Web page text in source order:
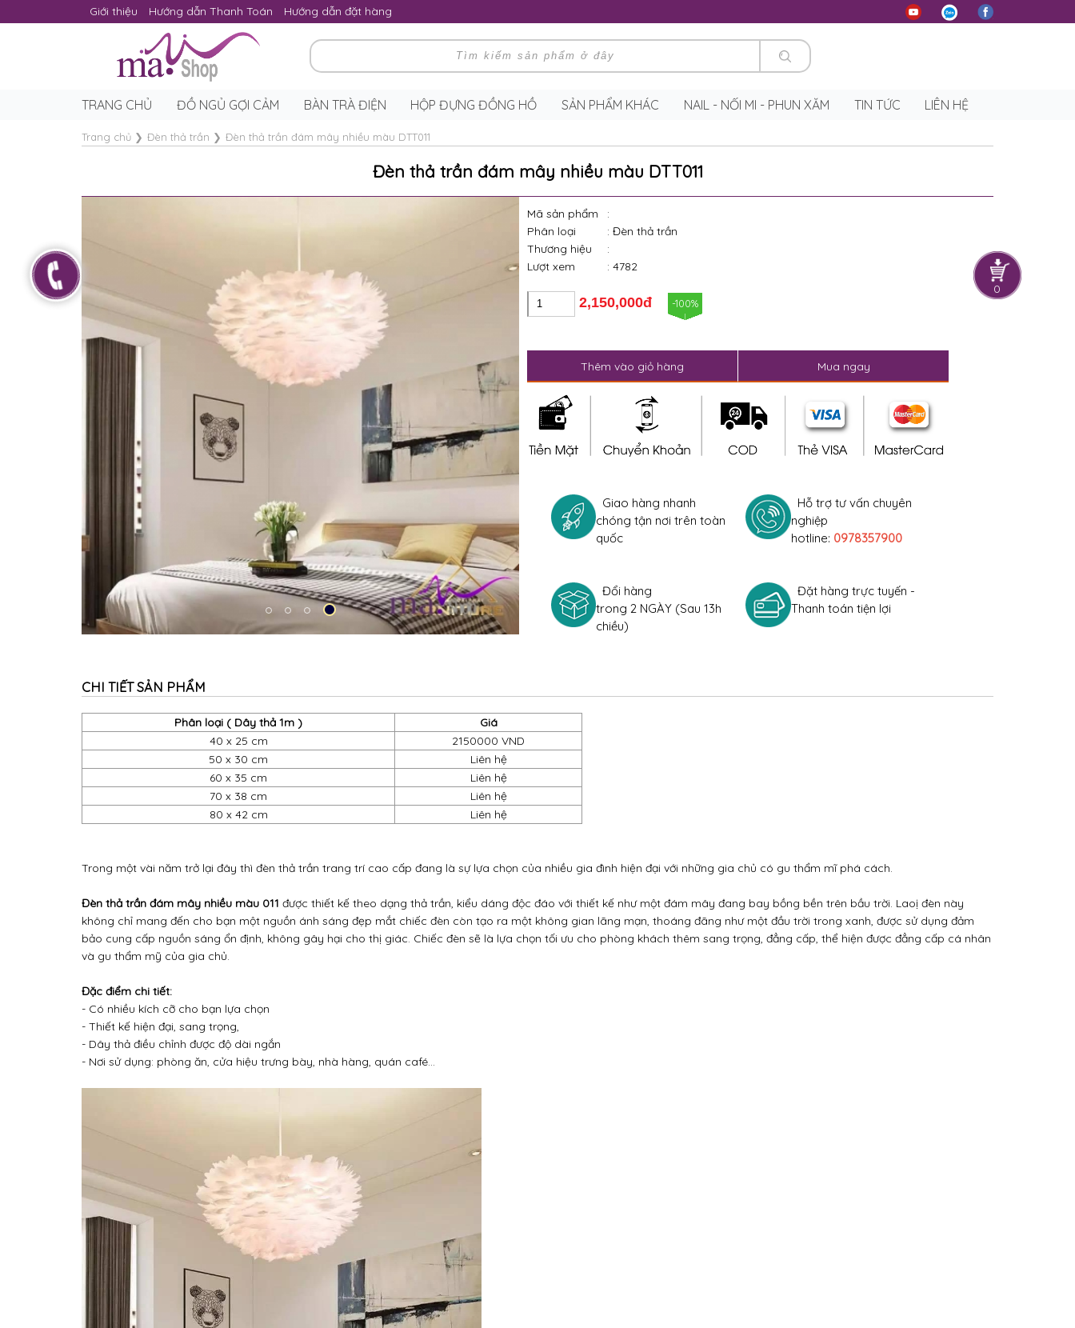
Giới thiệu Hướng dẫn Thanh Toán Hướng dẫn đặt hàng
0
TRANG CHỦ ĐỒ NGỦ GỢI CẢM BÀN TRÀ ĐIỆN HỘP ĐỰNG ĐỒNG HỒ SẢN PHẨM KHÁC NAIL - NỐI MI - PHUN XĂM TIN TỨC LIÊN HỆ
Trang chủ ❯ Đèn thả trần ❯ Đèn thả trần đám mây nhiều màu DTT011
Đèn thả trần đám mây nhiều màu DTT011
Mã sản phẩm
:
Phân loại
: Đèn thả trần
Thương hiệu
:
Lượt xem
: 4782
2,150,000đ -100%
Thêm vào giỏ hàng Mua ngay
Giao hàng nhanh
chóng tận nơi trên toàn
quốc
Hỗ trợ tư vấn chuyên
nghiệp
hotline: 0978357900
Đổi hàng
trong 2 NGÀY (Sau 13h
chiều)
Đặt hàng trực tuyến -
Thanh toán tiện lợi
CHI TIẾT SẢN PHẨM
Phân loại ( Dây thả 1m )
Giá
40 x 25 cm
2150000 VND
50 x 30 cm
Liên hệ
60 x 35 cm
Liên hệ
70 x 38 cm
Liên hệ
80 x 42 cm
Liên hệ
Trong một vài năm trở lại đây thì đèn thả trần trang trí cao cấp đang là sự lựa chọn của nhiều gia đình hiện đại với những gia chủ có gu thẩm mĩ phá cách.
Đèn thả trần đám mây nhiều màu 011 được thiết kế theo dạng thả trần, kiểu dáng độc đáo với thiết kế như một đám mây đang bay bồng bền trên bầu trời. Laoị đèn này
không chỉ mang đến cho bạn một nguồn ánh sáng đẹp mắt chiếc đèn còn tạo ra một không gian lãng mạn, thoáng đãng như một đầu trời trong xanh, được sử dụng đảm
bảo cung cấp nguồn sáng ổn định, không gây hại cho thị giác. Chiếc đèn sẽ là lựa chọn tối ưu cho phòng khách thêm sang trọng, đẳng cấp, thể hiện được đẳng cấp cá nhân
và gu thẩm mỹ của gia chủ.
Đặc điểm chi tiết:
- Có nhiều kích cỡ cho bạn lựa chọn
- Thiết kế hiện đại, sang trọng,
- Dây thả điều chỉnh được độ dài ngắn
- Nơi sử dụng: phòng ăn, cửa hiệu trưng bày, nhà hàng, quán café...